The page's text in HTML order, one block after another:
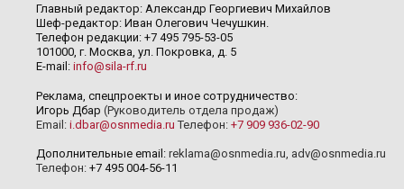
Главный редактор: Александр Георгиевич Михайлов
Шеф-редактор: Иван Олегович Чечушкин.
Телефон редакции: +7 495 795-53-05
101000, г. Москва, ул. Покровка, д. 5
E-mail: info@sila-rf.ru
Реклама, спецпроекты и иное сотрудничество:
Игорь Дбар (Руководитель отдела продаж)
Email: i.dbar@osnmedia.ru Телефон: +7 909 936-02-90
Дополнительные email: reklama@osnmedia.ru adv@osnmedia.ru
Телефон: +7 495 004-56-11